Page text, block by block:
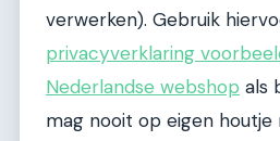
verwerken). Gebruik
privacyverklaring
Nederlandse webshop als
mag nooit op eigen